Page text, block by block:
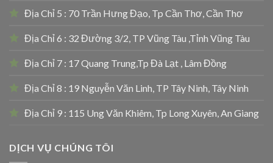
Địa Chỉ 5 : 70 Trần Hưng Đạo, Tp Cần Thơ, Cần Thơ
Địa Chỉ 6 : 32 Đường 3/2, TP Vũng Tàu ,Tỉnh Vũng Tàu
Địa Chỉ 7 : 17 Quang Trung,Tp Đà Lạt , Lâm Đồng
Địa Chỉ 8 : 19 Nguyễn Văn Linh, TP Tây Ninh, Tây Ninh
Địa Chỉ 9 : 115 Ung Văn Khiêm, Tp Long Xuyên, An Giang
DỊCH VỤ CHÚNG TÔI